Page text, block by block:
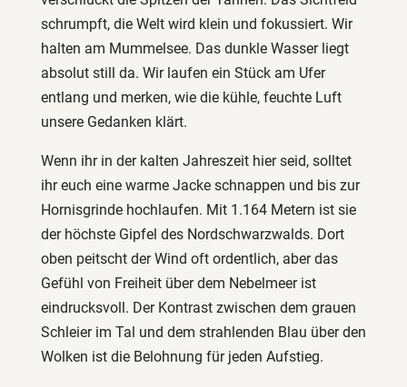
schrumpft, die Welt wird klein und fokussiert. Wir
halten am Mummelsee. Das dunkle Wasser liegt
absolut still da. Wir laufen ein Stück am Ufer
entlang und merken, wie die kühle, feuchte Luft
unsere Gedanken klärt.
Wenn ihr in der kalten Jahreszeit hier seid, solltet
ihr euch eine warme Jacke schnappen und bis zur
Hornisgrinde hochlaufen. Mit 1.164 Metern ist sie
der höchste Gipfel des Nordschwarzwalds. Dort
oben peitscht der Wind oft ordentlich, aber das
Gefühl von Freiheit über dem Nebelmeer ist
eindrucksvoll. Der Kontrast zwischen dem grauen
Schleier im Tal und dem strahlenden Blau über den
Wolken ist die Belohnung für jeden Aufstieg.